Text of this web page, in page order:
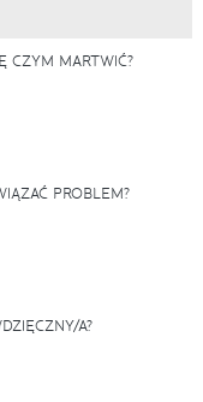
CZYM MARTWIĆ?
PROBLEM?
A?